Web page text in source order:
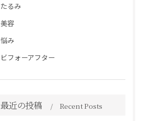
たるみ
美容
悩み
ビフォーアフター
最近の投稿 Recent Posts